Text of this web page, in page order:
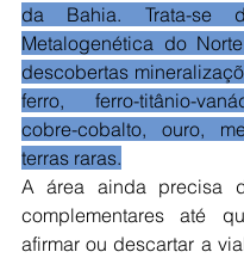
da Bahia. Trata-se
Metalogenética do
descobertas
ferro, ferro-titânio-
cobre-cobalto, ouro,
terras raras.
A área ainda precisa
complementares até
afirmar ou descartar a